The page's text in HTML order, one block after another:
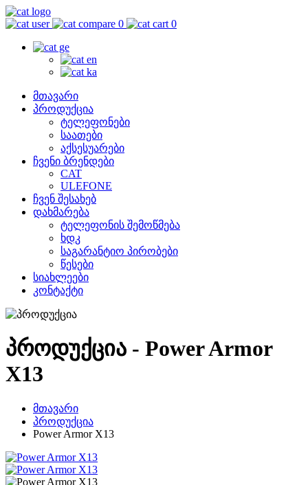
0 0
მთავარი
პროდუქცია
ტელეფონები
საათები
აქსესუარები
ჩვენი ბრენდები
CAT
ULEFONE
ჩვენ შესახებ
დახმარება
ტელეფონის შემოწმება
ხდკ
საგარანტიო პირობები
წესები
სიახლეები
კონტაქტი
პროდუქცია - Power Armor
X13
მთავარი
პროდუქცია
Power Armor X13